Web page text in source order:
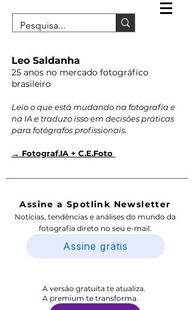
Leo Saldanha
25 anos no mercado fotográfico
brasileiro
Leio o que está mudando na fotografia e
na IA e traduzo isso em decisões práticas
para fotógrafos profissionais.
→ Fotograf.IA + C.E.Foto
Assine a Spotlink Newsletter
Notícias, tendências e análises do mundo da
fotografia direto no seu e-mail.
Assine grátis
A versão gratuita te atualiza.
A premium te transforma.